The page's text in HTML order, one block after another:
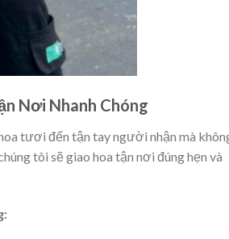
Nơi Nhanh Chóng
tươi đến tận tay người nhận mà
tôi sẽ giao hoa tận nơi đúng hẹn và